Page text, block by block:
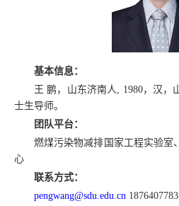
基本信息：
王 鹏，山东济南人 , 1980，汉，
士生导师。
团队平台：
燃煤污染物减排国家工程实验室
心
联系方式：
pengwang@sdu.edu.cn